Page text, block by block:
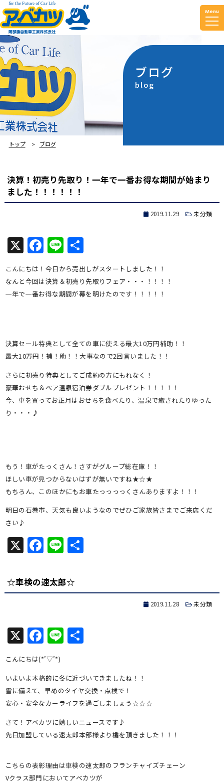
Menu
ブログ
blog
トップ ブログ
決算！初売り先取り！一年で一番お得な期間が始まり
ました！！！！！！
2019.11.29 未分類
X Facebook
Line共
有
こんにちは！今日から売出しがスタートしました！！
なんと今回は決算＆初売り先取りフェア・・・！！！！
一年で一番お得な期間が幕を明けたのです！！！！！
決算セール特典として全ての車に使える最大10万円補助！！
最大10万円！補！助！！大事なので2回言いました！！
さらに初売り特典としてご成約の方にもれなく！
豪華おせち＆ペア温泉宿泊券ダブルプレゼント！！！！！
今、車を買ってお正月はおせちを食べたり、温泉で癒されたりゆった
り・・・♪
もう！車がたっくさん！さすがグループ総在庫！！
ほしい車が見つからないはずが無いですね★☆★
もちろん、このほかにもお車たっっっっくさんありますよ！！！
明日の石巻市、天気も良いようなのでぜひご家族皆さまでご来店くだ
さい♪
X Facebook
Line共
☆車検の速太郎☆
2019.11.28 未分類
X Facebook
Line共
こんにちは(*’▽’*)
いよいよ本格的に冬に近づいてきましたね！！
雪に備えて、早めのタイヤ交換・点検で！
安心・安全なカーライフを過ごしましょう☆☆☆
さて！アベカツに嬉しいニュースです♪
先日加盟している速太郎本部様より楯を頂きました！！！
こちらの表彰理由は車検の速太郎のフランチャイズチェーン
Vクラス部門においてアベカツが